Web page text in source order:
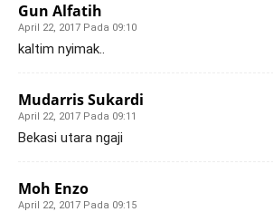
Gun Alfatih
April 22, 2017 Pada 09:10
kaltim nyimak..
Mudarris Sukardi
April 22, 2017 Pada 09:11
Bekasi utara ngaji
Moh Enzo
April 22, 2017 Pada 09:15